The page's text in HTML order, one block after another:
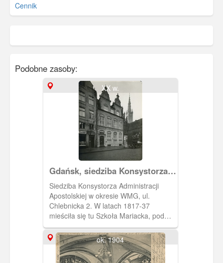
Cennik
Podobne zasoby:
XX w.
Gdańsk, siedziba Konsystorza
Administracji Apostolskiej
Siedziba Konsystorza Administracji
Apostolskiej w okresie WMG, ul.
Chlebnicka 2. W latach 1817-37
mieściła się tu Szkoła Mariacka, pod
koniec XIX w. mieszkanie urzędnika
urzędu stanu cywilnego.
ok. 1904